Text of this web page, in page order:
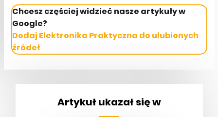
Chcesz częściej widzieć nasze artykuły w
Google?
Dodaj Elektronika Praktyczna do ulubionych
źródeł
Artykuł ukazał się w